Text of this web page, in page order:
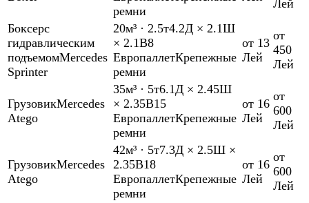
ремни
Лей
Боксерс
гидравлическим
подъемомMercedes
Sprinter
20м³ · 2.5т4.2Д × 2.1Ш
× 2.1В8
ЕвропаллетКрепежные
ремни
от 13
Лей
от
450
Лей
ГрузовикMercedes
Atego
35м³ · 5т6.1Д × 2.45Ш
× 2.35В15
ЕвропаллетКрепежные
ремни
от 16
Лей
от
600
Лей
ГрузовикMercedes
Atego
42м³ · 5т7.3Д × 2.5Ш ×
2.35В18
ЕвропаллетКрепежные
ремни
от 16
Лей
от
600
Лей